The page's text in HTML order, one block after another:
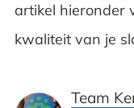
artikel hieronder
kwaliteit van je
Team